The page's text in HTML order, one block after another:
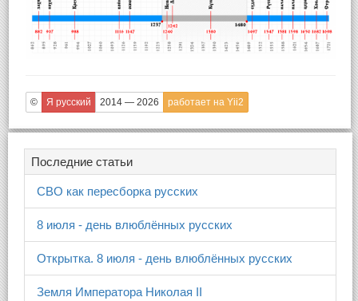
© Я русский 2014 — 2026 работает на Yii2
Последние статьи
СВО как пересборка русских
8 июля - день влюблённых русских
Открытка. 8 июля - день влюблённых русских
Земля Императора Николая II